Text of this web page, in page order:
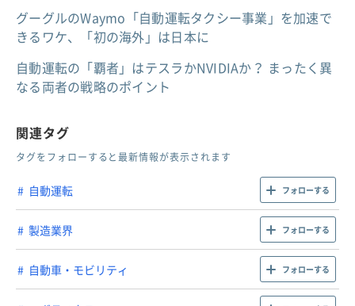
グーグルのWaymo「自動運転タクシー事業」を加速で
きるワケ、「初の海外」は日本に
自動運転の「覇者」はテスラかNVIDIAか？ まったく異
なる両者の戦略のポイント
関連タグ
タグをフォローすると最新情報が表示されます
自動運転 フォローする
製造業界 フォローする
自動車・モビリティ フォローする